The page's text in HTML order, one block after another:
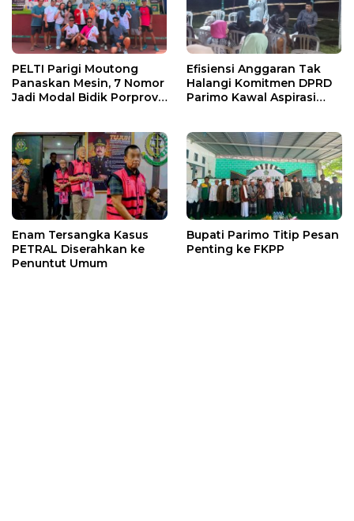
PELTI Parigi Moutong
Panaskan Mesin, 7 Nomor
Jadi Modal Bidik Porprov
Efisiensi Anggaran Tak
Halangi Komitmen DPRD
Parimo Kawal Aspirasi
Enam Tersangka Kasus
PETRAL Diserahkan ke
Penuntut Umum
Bupati Parimo Titip Pesan
Penting ke FKPP